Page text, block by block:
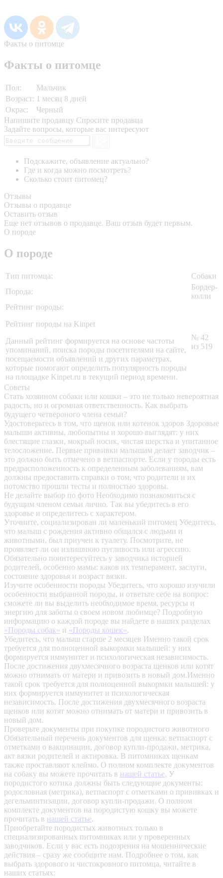
Факты о питомце
Факты о питомце
Пол:
Мальчик
Возраст: 1 месяц 8 дней
Окрас:
Черный
Напишите продавцу Спросите продавца
Задайте вопросы, которые вас интересуют
Подскажите, объявление актуально?
Где и когда можно посмотреть?
Сколько стоит питомец?
Отзывы
Отзывы о продавце
Оставить отзыв
Еще нет отзывов о продавце. Ваш отзыв будет первым.
О породе
О породе
Тип питомца:
Собаки
Порода:
Бордер-
колли
Рейтинг породы:
Рейтинг породы на Kinpet
Данный рейтинг формируется на основе частоты
упоминаний, поиска породы посетителями на сайте,
посещаемости объявлений и других параметрах,
которые помогают определить популярность породы
на площадке Kinpet.ru в текущий период времени.
№ 42
из 519
Советы
Стать хозяином собаки или кошки – это не только невероятная
радость, но и огромная ответственность. Как выбрать
будущего четвероного члена семьи?
Удостоверьтесь в том, что щенок или котенок здоров Здоровые
малыши активны, любопытны и хорошо выглядят: у них
блестящие глазки, мокрый носик, чистая шерстка и упитанное
телосложение. Первые прививки малышам делает заводчик –
это должно быть отмечено в ветпаспорте. Если у породы есть
предрасположенность к определенным заболеваниям, вам
должны предоставить справки о том, что родители и их
потомство прошли тесты и полностью здоровы.
Не делайте выбор по фото Необходимо познакомиться с
будущим членом семьи лично. Так вы убедитесь в его
здоровье и определитесь с характером.
Уточните, социализирован ли маленький питомец Убедитесь,
что малыш с рождения активно общался с людьми и
животными, был приучен к туалету. Посмотрите, не
проявляет ли он излишнюю пугливость или агрессию.
Обязательно поинтересуйтесь у заводчика историей
родителей, особенно мамы: каков их темперамент, заслуги,
состояние здоровья и возраст вязки.
Изучите особенности породы Убедитесь, что хорошо изучили
особенности выбранной породы, и ответьте себе на вопрос:
сможете ли вы выделить необходимое время, ресурсы и
энергию для заботы о своем новом любимце? Подробную
информацию о каждой породе вы найдете в наших разделах
«Породы собак» и «Породы кошек».
Убедитесь, что малыш старше 2 месяцев Именно такой срок
требуется для полноценной выкормки малышей: у них
формируется иммунитет и психологическая независимость.
После достижения двухмесячного возраста щенков или котят
можно отнимать от матери и привозить в новый дом.Именно
такой срок требуется для полноценной выкормки малышей: у
них формируется иммунитет и психологическая
независимость. После достижения двухмесячного возраста
щенков или котят можно отнимать от матери и привозить в
новый дом.
Проверьте документы при покупке породистого животного
Обязательный перечень документов для щенка: ветпаспорт с
отметками о вакцинации, договор купли-продажи, метрика,
акт вязки родителей и актировка. В питомниках щенкам
также проставляют клеймо. О полном комплекте документов
на собаку вы можете прочитать в нашей статье. У
породистого котика должны быть следующие документы:
родословная (метрика), ветпаспорт с отметками о прививках и
дегельминтизации, договор купли-продажи. О полном
комплекте документов на породистую кошку вы можете
прочитать в нашей статье.
Приобретайте породистых животных только в
специализированных питомниках или у проверенных
заводчиков. Если у вас есть подозрения на мошеннические
действия – сразу же сообщите нам. Подробнее о том, как
выбрать здорового и чистокровного питомца, читайте в
наших статьях: